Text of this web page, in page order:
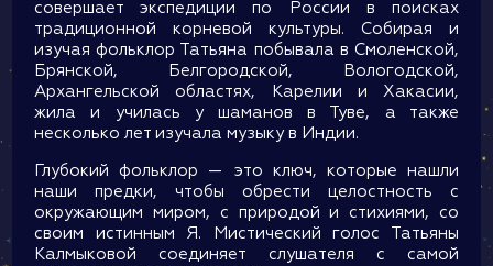
совершает экспедиции по России в поисках
традиционной корневой культуры. Собирая и
изучая фольклор Татьяна побывала в Смоленской,
Брянской, Белгородской, Вологодской,
Архангельской областях, Карелии и Хакасии,
жила и училась у шаманов в Туве, а также
несколько лет изучала музыку в Индии.
Глубокий фольклор — это ключ, которые нашли
наши предки, чтобы обрести целостность с
окружающим миром, с природой и стихиями, со
своим истинным Я. Мистический голос Татьяны
Калмыковой соединяет слушателя с самой